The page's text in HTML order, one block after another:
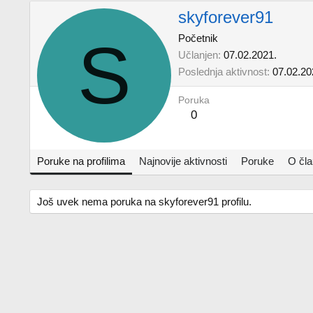
S
skyforever91
Početnik
Učlanjen 07.02.2021.
Poslednja aktivnost
Poruka
0
Poruke na profilima Najnovije aktivnosti Poruke O
Još uvek nema poruka na skyforever91 profilu.